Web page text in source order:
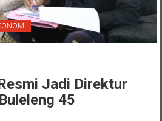
Jadi Direktur
45